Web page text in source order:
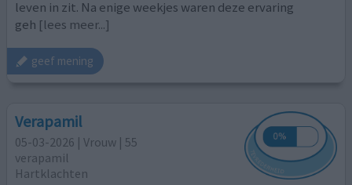
leven in zit. Na enige weekjes waren deze ervaring
geh [lees meer...]
geef mening
Verapamil
05-03-2026 | Vrouw | 55
verapamil
Hartklachten